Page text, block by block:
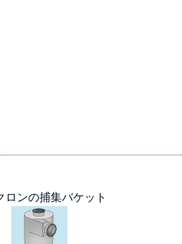
ロンの捕集バケット